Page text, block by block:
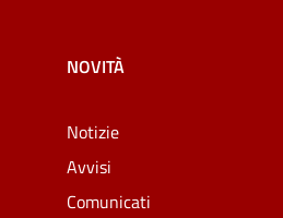
NOVITÀ
Notizie
Avvisi
Comunicati